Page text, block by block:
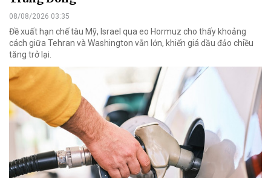
08/08/2026 03:35
Đề xuất hạn chế tàu Mỹ, Israel qua eo Hormuz cho thấy khoảng
cách giữa Tehran và Washington vẫn lớn, khiến giá dầu đảo chiều
tăng trở lại.